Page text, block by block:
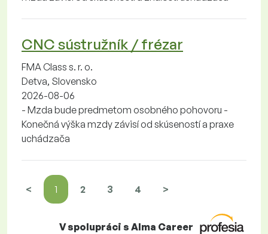
CNC sústružník / frézar
FMA Class s. r. o.
Detva, Slovensko
2026-08-06
- Mzda bude predmetom osobného pohovoru -
Konečná výška mzdy závisí od skúseností a praxe
uchádzača
< 1 2 3 4 >
V spolupráci s Alma Career